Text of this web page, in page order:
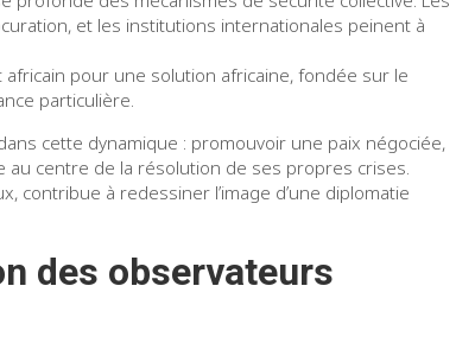
et les institutions internationales peinent à
africain pour une solution africaine, fondée sur le
particulière.
cette dynamique : promouvoir une paix négociée,
au centre de la résolution de ses propres crises.
contribue à redessiner l’image d’une diplomatie
des observateurs